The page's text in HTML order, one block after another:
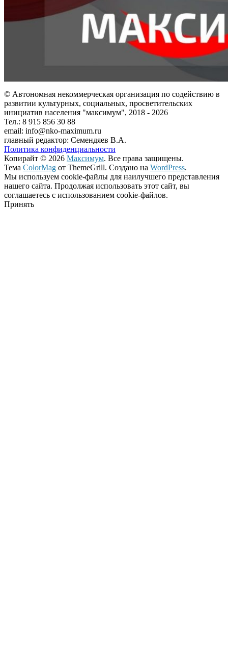
© Автономная некоммерческая организация по содействию в
развитии культурных, социальных, просветительских
инициатив населения "максимум", 2018 - 2026
Тел.: 8 915 856 30 88
email: info@nko-maximum.ru
главный редактор: Семендяев В.А.
Политика конфиденциальности
Копирайт © 2026 Максимум. Все права защищены.
Тема ColorMag от ThemeGrill. Создано на WordPress.
Мы используем cookie-файлы для наилучшего представления
нашего сайта. Продолжая использовать этот сайт, вы
соглашаетесь с использованием cookie-файлов.
Принять